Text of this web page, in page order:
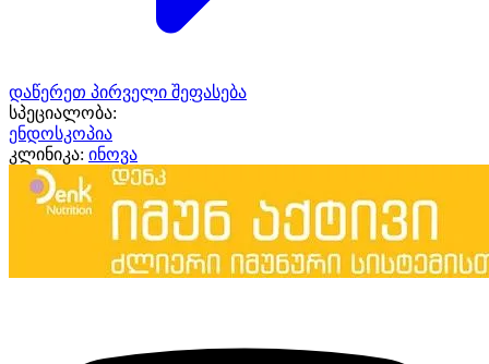
დაწერეთ პირველი შეფასება
სპეციალობა:
ენდოსკოპია
კლინიკა: ინოვა